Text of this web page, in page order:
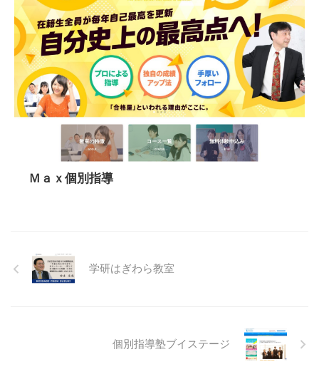
Ｍａｘ個別指導
学研はぎわら教室
個別指導塾ブイステージ